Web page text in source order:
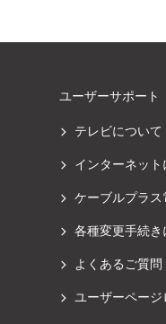
ユーザーサポート
テレビについて
インターネット
ケーブルプラス
各種変更手続き
よくあるご質問
ユーザーページ